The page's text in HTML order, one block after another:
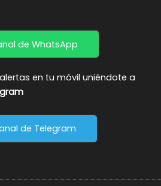
de WhatsApp
en tu móvil uniéndote a
de Telegram